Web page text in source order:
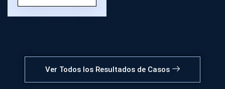
Ver Todos los Resultados de Casos